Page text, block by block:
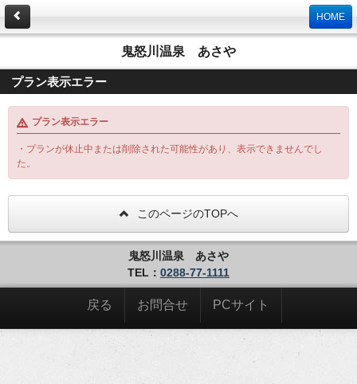
HOME
鬼怒川温泉 あさや
プラン表示エラー
プラン表示エラー
・プランが休止中または削除された可能性があり、表示できませんでし
た。
このページのTOPへ
鬼怒川温泉 あさや
TEL： 0288-77-1111
戻る お問合せ PCサイト